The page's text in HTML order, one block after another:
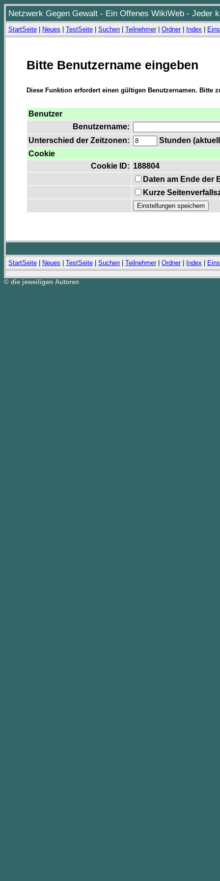
Netzwerk Gegen Gewalt - Ein Offenes WikiWeb - Jeder
StartSeite Neues TestSeite Suchen Teilnehmer| Ordner| Index
Bitte Benutzername eingeben
Diese Funktion erfordert einen gültigen Benutzernamen. Bitte
Benutzer
Benutzername:
Unterschied der Zeitzonen:
Stunden
Cookie
Cookie ID: 188804
Daten am Ende der
Kurze
StartSeite Neues TestSeite Suchen Teilnehmer| Ordner| Index
© die jeweiligen Autoren